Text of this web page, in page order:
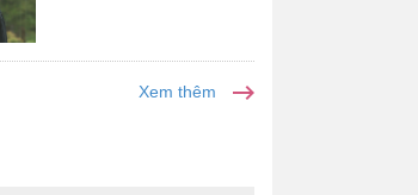
Xem thêm